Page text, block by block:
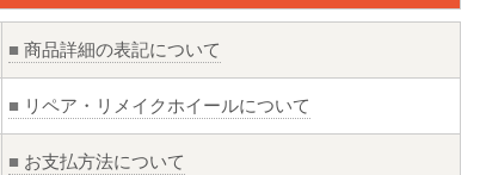
■ 商品詳細の表記について
■ リペア・リメイクホイールについて
■ お支払方法について